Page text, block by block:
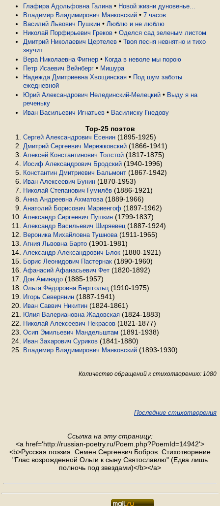
Глафира Адольфовна Галина • Новой жизни дуновенье...
Владимир Владимирович Маяковский • 7 часов
Василий Львович Пушкин • Люблю и не люблю
Николай Порфирьевич Греков • Оделся сад зеленым листом
Дмитрий Николаевич Цертелев • Твоя песня невнятно и тихо
звучит
Вера Николаевна Фигнер • Когда в неволе мы порою
Петр Исаевич Вейнберг • Мишура
Надежда Дмитриевна Хвощинская • Под шум заботы
ежедневной
Юрий Александрович Нелединский-Мелецкий • Выду я на
реченьку
Иван Васильевич Игнатьев • Василиску Гнедову
Top-25 поэтов
Сергей Александрович Есенин (1895-1925)
Дмитрий Сергеевич Мережковский (1866-1941)
Алексей Константинович Толстой (1817-1875)
Иосиф Александрович Бродский (1940-1996)
Константин Дмитриевич Бальмонт (1867-1942)
Иван Алексеевич Бунин (1870-1953)
Николай Степанович Гумилёв (1886-1921)
Анна Андреевна Ахматова (1889-1966)
Анатолий Борисович Мариенгоф (1897-1962)
Александр Сергеевич Пушкин (1799-1837)
Александр Васильевич Ширяевец (1887-1924)
Вероника Михайловна Тушнова (1911-1965)
Агния Львовна Барто (1901-1981)
Александр Александрович Блок (1880-1921)
Борис Леонидович Пастернак (1890-1960)
Афанасий Афанасьевич Фет (1820-1892)
Дон Аминадо (1885-1957)
Ольга Фёдоровна Берггольц (1910-1975)
Игорь Северянин (1887-1941)
Иван Саввич Никитин (1824-1861)
Юлия Валериановна Жадовская (1824-1883)
Николай Алексеевич Некрасов (1821-1877)
Осип Эмильевич Мандельштам (1891-1938)
Иван Захарович Суриков (1841-1880)
Владимир Владимирович Маяковский (1893-1930)
Количество обращений к стихотворению: 1080
Последние стихотворения
Ссылка на эту страницу:
<a href='http://russian-poetry.ru/Poem.php?PoemId=14942'>
<b>Русская поэзия. Семен Сергеевич Бобров. Стихотворение
"Глас возрожденной Ольги к сыну Святославлю" (Едва лишь
полночь под звездами)</b></a>